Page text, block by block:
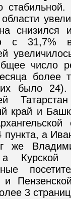
снизился
с 31,7%
число
более
было 24).
край и
а
же
а
и
3